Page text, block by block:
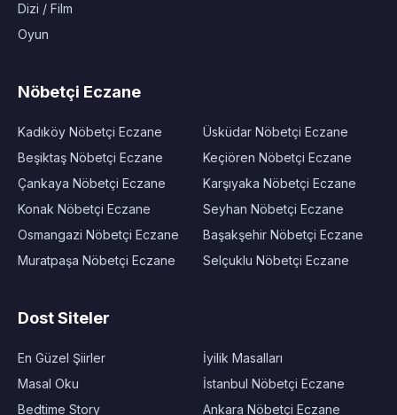
Dizi / Film
Oyun
Nöbetçi Eczane
Kadıköy Nöbetçi Eczane
Beşiktaş Nöbetçi Eczane
Çankaya Nöbetçi Eczane
Konak Nöbetçi Eczane
Osmangazi Nöbetçi Eczane
Muratpaşa Nöbetçi Eczane
Üsküdar Nöbetçi Eczane
Keçiören Nöbetçi Eczane
Karşıyaka Nöbetçi Eczane
Seyhan Nöbetçi Eczane
Başakşehir Nöbetçi Eczane
Selçuklu Nöbetçi Eczane
Dost Siteler
En Güzel Şiirler
Masal Oku
Bedtime Story
İyilik Masalları
İstanbul Nöbetçi Eczane
Ankara Nöbetçi Eczane